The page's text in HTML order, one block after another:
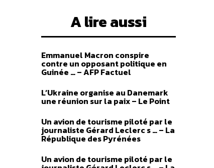
A lire aussi
Emmanuel Macron conspire
contre un opposant politique en
Guinée … – AFP Factuel
L’Ukraine organise au Danemark
une réunion sur la paix – Le Point
Un avion de tourisme piloté par le
journaliste Gérard Leclerc s … – La
République des Pyrénées
Un avion de tourisme piloté par le